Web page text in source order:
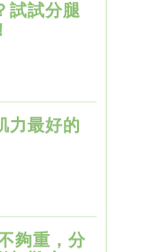
試試分腿
力最好的
夠重，分